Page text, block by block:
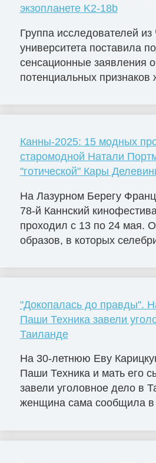
экзопланете K2-18b
Группа исследователей из
университета поставила
сенсационные заявления
потенциальных признаков
Канны-2025: 15 модных
старомодной Натали
"готической" Кары
На Лазурном Берегу
78-й Каннский
проходил с 13 по 24 мая.
образов, в которых
"Докопалась до правды".
Паши Техника завели
Таиланде
На 30-летнюю Еву
Паши Техника и мать его
завели уголовное дело в
женщина сама сообщила в